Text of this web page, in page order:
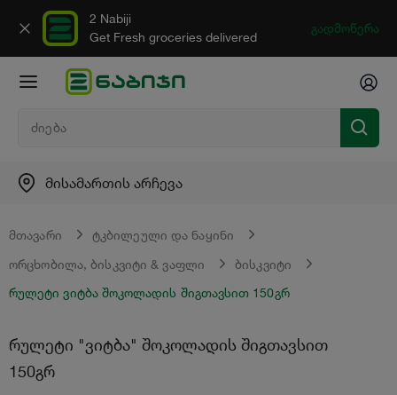
2 Nabiji
Get Fresh groceries delivered
გადმოწერა
მისამართის არჩევა
მთავარი ტკბილეული და ნაყინი
ორცხობილა, ბისკვიტი & ვაფლი
ბისკვიტი
რულეტი ვიტბა შოკოლადის შიგთავსით 150გრ
რულეტი "ვიტბა" შოკოლადის შიგთავსით
150გრ